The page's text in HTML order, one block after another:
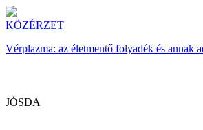
KÖZÉRZET
Vérplazma: az életmentő folyadék és annak
JÓSDA